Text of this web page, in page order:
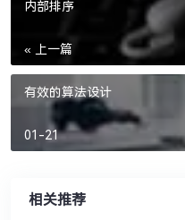
内部排序
« 上一篇
有效的算法设计
01-21
相关推荐